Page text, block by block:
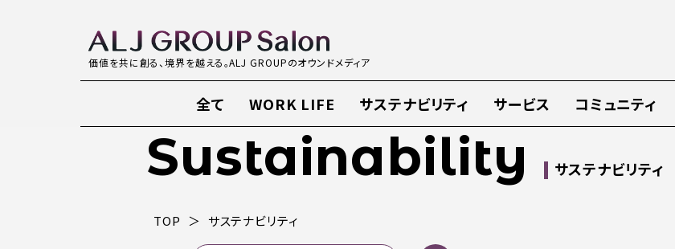
価値を共に創る、境界を越える。ALJ GROUPのオウンドメディア
全て WORK LIFE サステナビリティ サービス コミュニティ
Sustainability サステナビリティ
TOP サステナビリティ